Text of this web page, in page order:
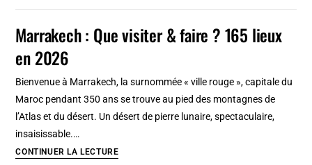
incontournable
en
2026
Tourisme
Marrakech : Que visiter & faire ? 165 lieux
en 2026
Bienvenue à Marrakech, la surnommée « ville rouge », capitale du
Maroc pendant 350 ans se trouve au pied des montagnes de
l’Atlas et du désert. Un désert de pierre lunaire, spectaculaire,
insaisissable.…
CONTINUER LA LECTUREMarrakech